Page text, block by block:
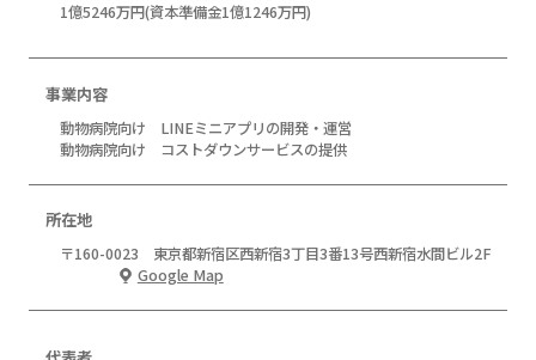
1億5246万円(資本準備金1億1246万円)
事業内容
動物病院向け LINEミニアプリの開発・運営
動物病院向け コストダウンサービスの提供
所在地
〒160-0023 東京都新宿区西新宿3丁目3番13号西新宿水間ビル2F
Google Map